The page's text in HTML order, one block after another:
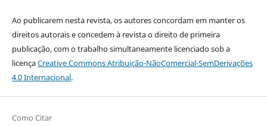
Ao publicarem nesta revista, os autores concordam em manter os
direitos autorais e concedem à revista o direito de primeira
publicação, com o trabalho simultaneamente licenciado sob a
licençaCreative Commons Atribuição-NãoComercial-SemDerivações
4.0 Internacional.
Como Citar